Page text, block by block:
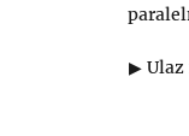
▶ Ulaz